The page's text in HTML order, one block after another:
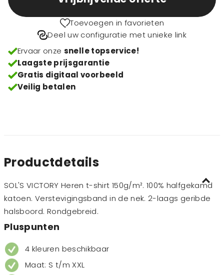
Toevoegen in favorieten
Deel uw configuratie met unieke link
Ervaar onze snelle topservice!
Laagste prijsgarantie
Gratis digitaal voorbeeld
Veilig betalen
Productdetails
SOL'S VICTORY Heren t-shirt 150g/m². 100% halfgekamd
katoen. Verstevigingsband in de nek. 2-laags geribde
halsboord. Rondgebreid.
Pluspunten
4 kleuren beschikbaar
Maat: S t/m XXL